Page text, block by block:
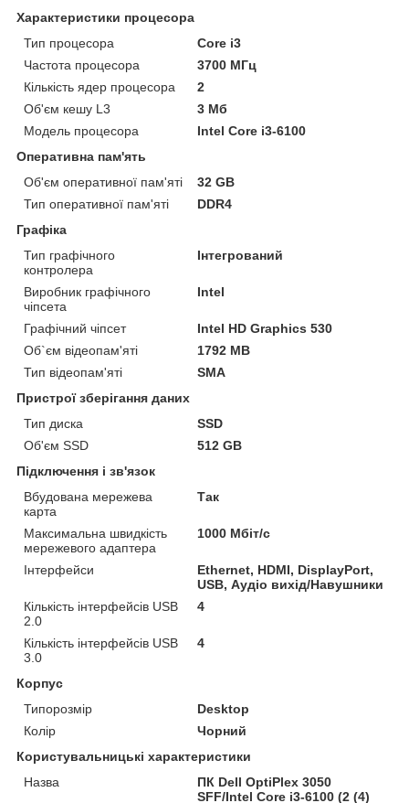
Характеристики процесора
Тип процесора
Core i3
Частота процесора
3700 МГц
Кількість ядер процесора
2
Об'єм кешу L3
3 Мб
Модель процесора
Intel Core i3-6100
Оперативна пам'ять
Об'єм оперативної пам'яті
32 GB
Тип оперативної пам'яті
DDR4
Графіка
Тип графічного
контролера
Інтегрований
Виробник графічного
чіпсета
Intel
Графічний чіпсет
Intel HD Graphics 530
Об`єм відеопам'яті
1792 MB
Тип відеопам'яті
SMA
Пристрої зберігання даних
Тип диска
SSD
Об'єм SSD
512 GB
Підключення і зв'язок
Вбудована мережева
карта
Так
Максимальна швидкість
мережевого адаптера
1000 Мбіт/с
Інтерфейси
Ethernet, HDMI, DisplayPort,
USB, Аудіо вихід/Навушники
Кількість інтерфейсів USB
2.0
4
Кількість інтерфейсів USB
3.0
4
Корпус
Типорозмір
Desktop
Колір
Чорний
Користувальницькі характеристики
Назва
ПК Dell OptiPlex 3050
SFF/Intel Core i3-6100 (2 (4)